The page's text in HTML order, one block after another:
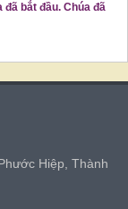
bắt đầu. Chúa đã
Hiệp, Thành